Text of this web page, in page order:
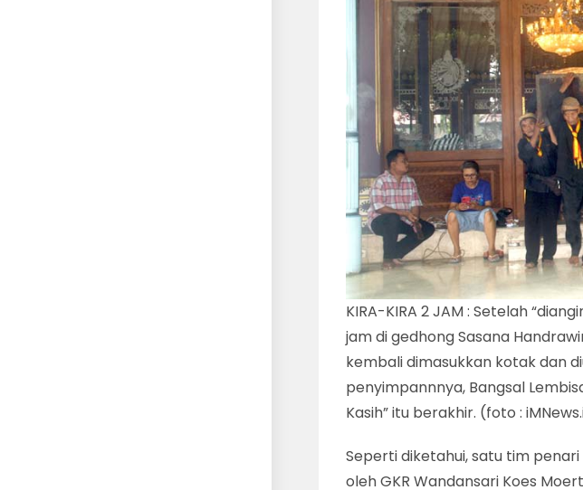
KIRA-KIRA 2 JAM : Setelah
jam di gedhong Sasana
kembali dimasukkan kotak dan
penyimpannnya, Bangsal
Kasih” itu berakhir. (foto :
Seperti diketahui, satu tim
oleh GKR Wandansari Koes